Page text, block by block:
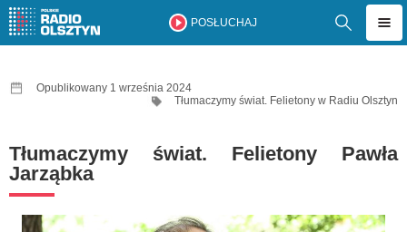
POSŁUCHAJ
Opublikowany 1 września 2024
Tłumaczymy świat. Felietony w Radiu Olsztyn
Tłumaczymy świat. Felietony Pawła
Jarząbka